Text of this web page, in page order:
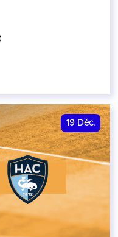
19 Déc.